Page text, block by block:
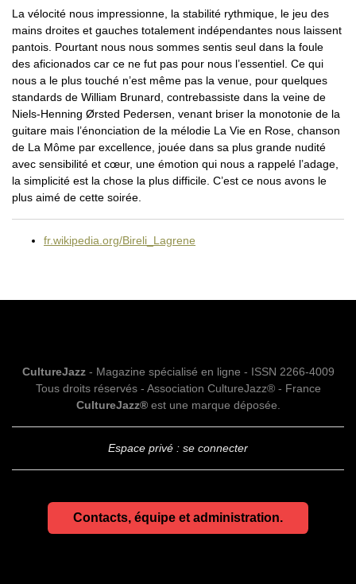
La vélocité nous impressionne, la stabilité rythmique, le jeu des
mains droites et gauches totalement indépendantes nous laissent
pantois. Pourtant nous nous sommes sentis seul dans la foule
des aficionados car ce ne fut pas pour nous l’essentiel. Ce qui
nous a le plus touché n’est même pas la venue, pour quelques
standards de William Brunard, contrebassiste dans la veine de
Niels-Henning Ørsted Pedersen, venant briser la monotonie de la
guitare mais l’énonciation de la mélodie La Vie en Rose, chanson
de La Môme par excellence, jouée dans sa plus grande nudité
avec sensibilité et cœur, une émotion qui nous a rappelé l’adage,
la simplicité est la chose la plus difficile. C’est ce nous avons le
plus aimé de cette soirée.
fr.wikipedia.org/Bireli_Lagrene
CultureJazz- Magazine spécialisé en ligne - ISSN 2266-4009
Tous droits réservés - Association CultureJazz® - France
CultureJazz®est une marque déposée.
Espace privé : se connecter
Contacts, équipe et administration.